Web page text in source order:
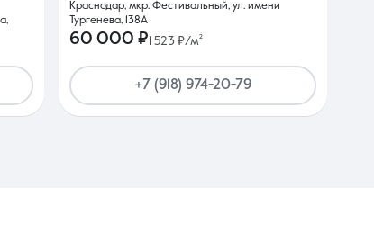
Краснодар, мкр. Фестивальный, ул. имени
Тургенева, 138А
60 000 ₽ 1 523 ₽/м²
+7 (918) 974-20-79